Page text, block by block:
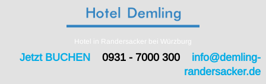
Hotel in Randersacker bei Würzburg
Jetzt BUCHEN0931 - 7000 300 info@demling-
randersacker.de